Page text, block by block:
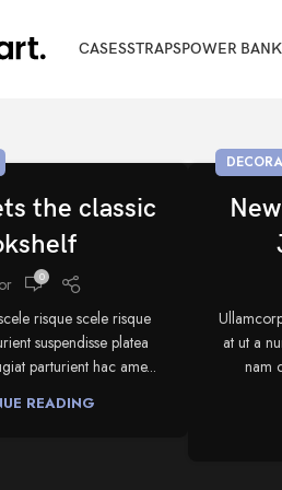
CASESSTRAPSPOWER
the classic
0
risque scele risque
suspendisse platea
parturient hac ame...
READING
at ut a
nam